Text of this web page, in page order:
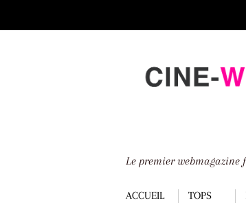
down
Le premier
Menu
ACCUEIL TOPS